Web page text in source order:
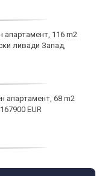
апартамент, 116 m2
ливади Запад,
апартамент, 68 m2
EUR